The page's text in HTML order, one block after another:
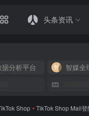
头条资讯
分析平台
智媒全
Shop • TikTok Shop Mall